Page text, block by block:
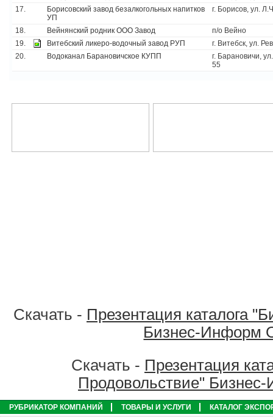
17.
Борисовский завод безалкогольных напитков
УП
г. Борисов, ул.
18. Вейнянский родник ООО Завод
п/о Вейно
19.
Витебский ликеро-водочный завод РУП
г. Витебск, ул.
20.
Водоканал Барановичское КУПП
г. Барановичи,
55
Скачать - Презентация каталога
Бизнес-Информ
Скачать - Презентация
Продовольствие"
РУБРИКАТОР КОМПАНИЙ ТОВАРЫ И УСЛУГИ КАТАЛОГ